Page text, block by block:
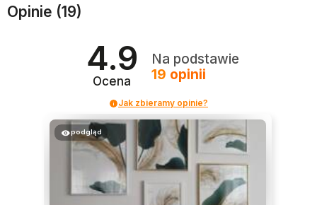
Opinie (19)
4.9
Ocena
Na podstawie
19 opinii
Jak zbieramy opinie?
podgląd